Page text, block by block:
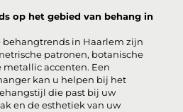
op het gebied van behang in
behangtrends in Haarlem zijn
patronen, botanische
metallic accenten. Een
kan u helpen bij het
die past bij uw
en de esthetiek van uw